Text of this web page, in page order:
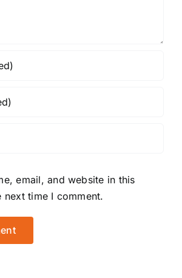
email, and website in this
time I comment.